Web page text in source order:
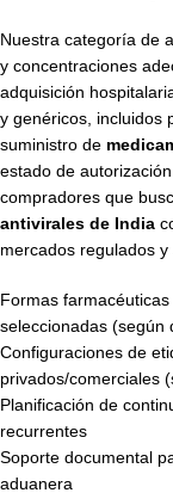
Nuestra categoría de
y concentraciones
adquisición
y genéricos, incluidos
suministro de
estado de
compradores que
antivirales de India
mercados regulados y
Formas
seleccionadas (según
Configuraciones de
privados/comerciales
Planificación de
recurrentes
Soporte documental
aduanera